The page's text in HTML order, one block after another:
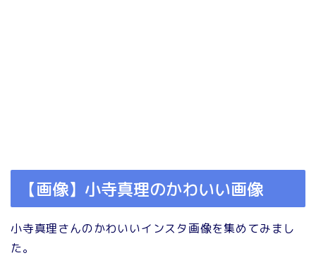
【画像】小寺真理のかわいい画像
小寺真理さんのかわいいインスタ画像を集めてみまし
た。